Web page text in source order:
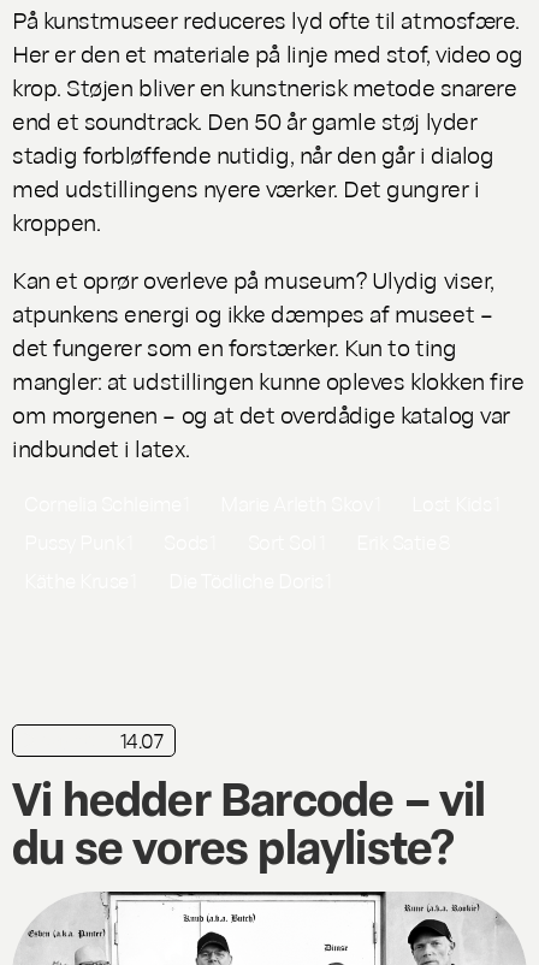
På kunstmuseer reduceres lyd ofte til atmosfære.
Her er den et materiale på linje med stof, video og
krop. Støjen bliver en kunstnerisk metode snarere
end et soundtrack. Den 50 år gamle støj lyder
stadig forbløffende nutidig, når den går i dialog
med udstillingens nyere værker. Det gungrer i
kroppen.
Kan et oprør overleve på museum?Ulydig viser,
atpunkens energi og ikke dæmpes af museet –
det fungerer som en forstærker. Kun to ting
mangler: at udstillingen kunne opleves klokken fire
om morgenen – og at det overdådige katalog var
indbundet i latex.
14.07
Vi hedder Barcode – vil
du se vores playliste?